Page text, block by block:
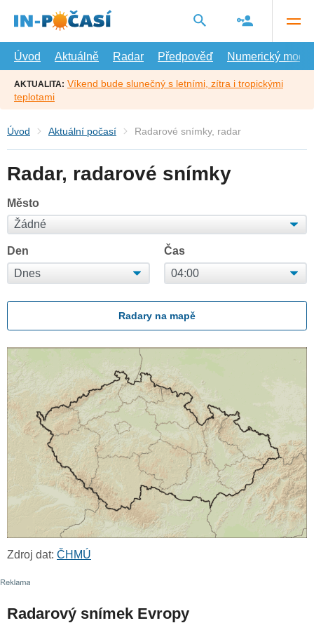
hlavní
Úvod
Aktuálně Radar Předpověď Numerický model
AKTUALITA: Víkend bude slunečný s letními, zítra i tropickými
teplotami
Úvod Aktuální počasí Radarové snímky, radar
Radar, radarové snímky
Město
Den Čas
Radary na mapě
Zdroj dat: ČHMÚ
Radarový snímek Evropy